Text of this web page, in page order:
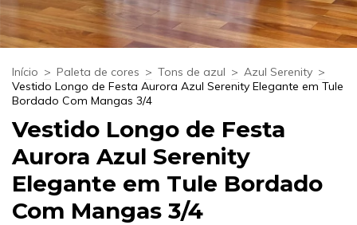
Início > Paleta de cores > Tons de azul > Azul Serenity >
Vestido Longo de Festa Aurora Azul Serenity Elegante em Tule
Bordado Com Mangas 3/4
Vestido Longo de Festa
Aurora Azul Serenity
Elegante em Tule Bordado
Com Mangas 3/4